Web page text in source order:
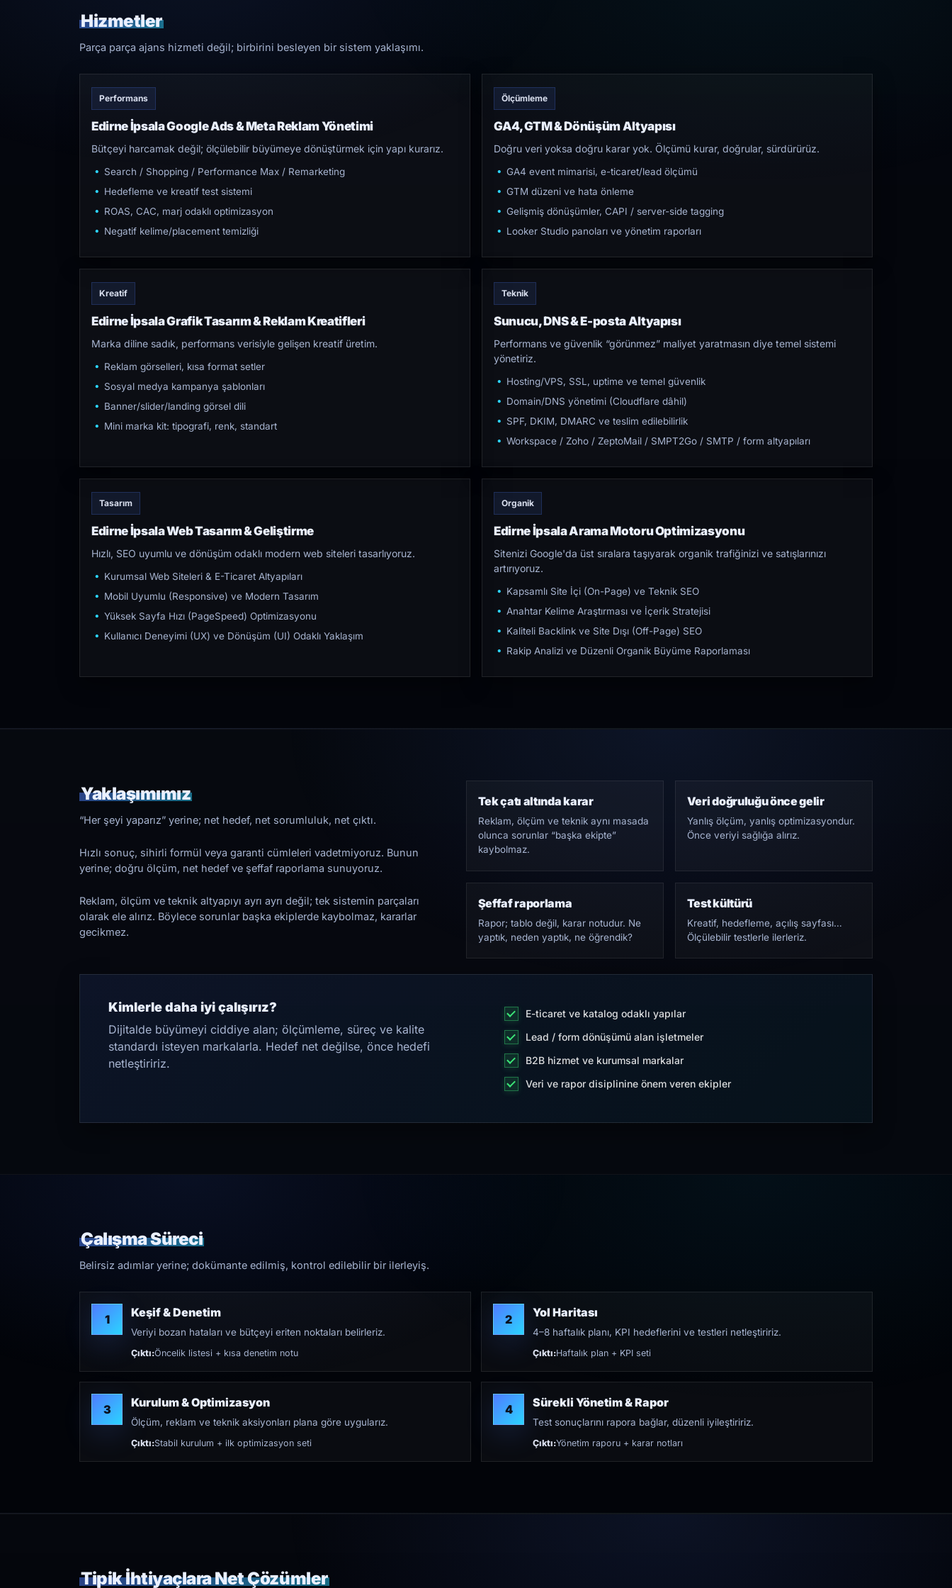
Hizmetler
Parça parça ajans hizmeti değil; birbirini besleyen bir sistem yaklaşımı.
Performans
Edirne İpsala Google Ads & Meta Reklam Yönetimi
Bütçeyi harcamak değil; ölçülebilir büyümeye dönüştürmek için yapı kurarız.
Search / Shopping / Performance Max / Remarketing
Hedefleme ve kreatif test sistemi
ROAS, CAC, marj odaklı optimizasyon
Negatif kelime/placement temizliği
Ölçümleme
GA4, GTM & Dönüşüm Altyapısı
Doğru veri yoksa doğru karar yok. Ölçümü kurar, doğrular, sürdürürüz.
GA4 event mimarisi, e-ticaret/lead ölçümü
GTM düzeni ve hata önleme
Gelişmiş dönüşümler, CAPI / server-side tagging
Looker Studio panoları ve yönetim raporları
Kreatif
Edirne İpsala Grafik Tasarım & Reklam Kreatifleri
Marka diline sadık, performans verisiyle gelişen kreatif üretim.
Reklam görselleri, kısa format setler
Sosyal medya kampanya şablonları
Banner/slider/landing görsel dili
Mini marka kit: tipografi, renk, standart
Teknik
Sunucu, DNS & E-posta Altyapısı
Performans ve güvenlik “görünmez” maliyet yaratmasın diye temel sistemi
yönetiriz.
Hosting/VPS, SSL, uptime ve temel güvenlik
Domain/DNS yönetimi (Cloudflare dâhil)
SPF, DKIM, DMARC ve teslim edilebilirlik
Workspace / Zoho / ZeptoMail / SMPT2Go / SMTP / form altyapıları
Tasarım
Edirne İpsala Web Tasarım & Geliştirme
Hızlı, SEO uyumlu ve dönüşüm odaklı modern web siteleri tasarlıyoruz.
Kurumsal Web Siteleri & E-Ticaret Altyapıları
Mobil Uyumlu (Responsive) ve Modern Tasarım
Yüksek Sayfa Hızı (PageSpeed) Optimizasyonu
Kullanıcı Deneyimi (UX) ve Dönüşüm (UI) Odaklı Yaklaşım
Organik
Edirne İpsala Arama Motoru Optimizasyonu
Sitenizi Google'da üst sıralara taşıyarak organik trafiğinizi ve satışlarınızı
artırıyoruz.
Kapsamlı Site İçi (On-Page) ve Teknik SEO
Anahtar Kelime Araştırması ve İçerik Stratejisi
Kaliteli Backlink ve Site Dışı (Off-Page) SEO
Rakip Analizi ve Düzenli Organik Büyüme Raporlaması
Yaklaşımımız
“Her şeyi yaparız” yerine; net hedef, net sorumluluk, net çıktı.
Hızlı sonuç, sihirli formül veya garanti cümleleri vadetmiyoruz. Bunun
yerine; doğru ölçüm, net hedef ve şeffaf raporlama sunuyoruz.
Reklam, ölçüm ve teknik altyapıyı ayrı ayrı değil; tek sistemin parçaları
olarak ele alırız. Böylece sorunlar başka ekiplerde kaybolmaz, kararlar
gecikmez.
Tek çatı altında karar
Reklam, ölçüm ve teknik aynı masada
olunca sorunlar “başka ekipte”
kaybolmaz.
Veri doğruluğu önce gelir
Yanlış ölçüm, yanlış optimizasyondur.
Önce veriyi sağlığa alırız.
Şeffaf raporlama
Rapor; tablo değil, karar notudur. Ne
yaptık, neden yaptık, ne öğrendik?
Test kültürü
Kreatif, hedefleme, açılış sayfası…
Ölçülebilir testlerle ilerleriz.
Kimlerle daha iyi çalışırız?
Dijitalde büyümeyi ciddiye alan; ölçümleme, süreç ve kalite
standardı isteyen markalarla. Hedef net değilse, önce hedefi
netleştiririz.
E-ticaret ve katalog odaklı yapılar
Lead / form dönüşümü alan işletmeler
B2B hizmet ve kurumsal markalar
Veri ve rapor disiplinine önem veren ekipler
Çalışma Süreci
Belirsiz adımlar yerine; dokümante edilmiş, kontrol edilebilir bir ilerleyiş.
1 Keşif & Denetim
Veriyi bozan hataları ve bütçeyi eriten noktaları belirleriz.
Çıktı:Öncelik listesi + kısa denetim notu
2 Yol Haritası
4–8 haftalık planı, KPI hedeflerini ve testleri netleştiririz.
Çıktı:Haftalık plan + KPI seti
3 Kurulum & Optimizasyon
Ölçüm, reklam ve teknik aksiyonları plana göre uygularız.
Çıktı:Stabil kurulum + ilk optimizasyon seti
4 Sürekli Yönetim & Rapor
Test sonuçlarını rapora bağlar, düzenli iyileştiririz.
Çıktı:Yönetim raporu + karar notları
Tipik İhtiyaçlara Net Çözümler